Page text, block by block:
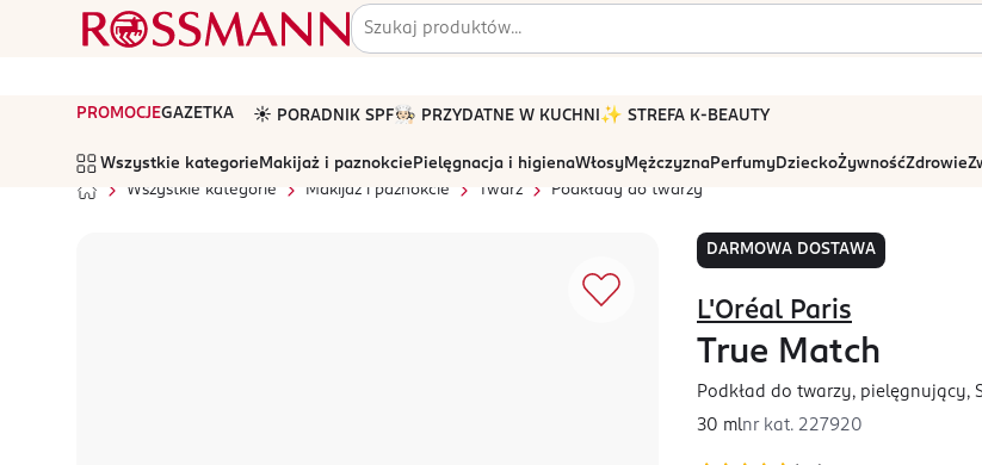
PROMOCJEGAZETKA ☀️ PORADNIK SPF🧑🏻‍🍳 PRZYDATNE W KUCHNI ✨ STREFA K-BEAUTY
Wszystkie kategorie Makijaż i paznokcie Pielęgnacja i higienaWłosyMężczyznaPerfumyDzieckoŻywnośćZdrowie
Wszystkie kategorie
Makijaż i paznokcie Twarz Podkłady do twarzy
DARMOWA DOSTAWA
L'Oréal Paris
True Match
Podkład do twarzy, pielęgnujący,
30 mlnr kat. 227920